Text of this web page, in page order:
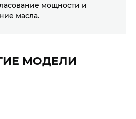
мощности и
масла.
МОДЕЛИ